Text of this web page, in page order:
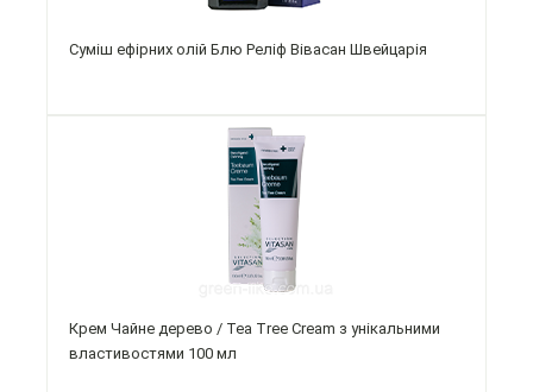
Суміш ефірних олій Блю Реліф Вівасан Швейцарія
Крем Чайне дерево / Tea Tree Cream з унікальними
властивостями 100 мл